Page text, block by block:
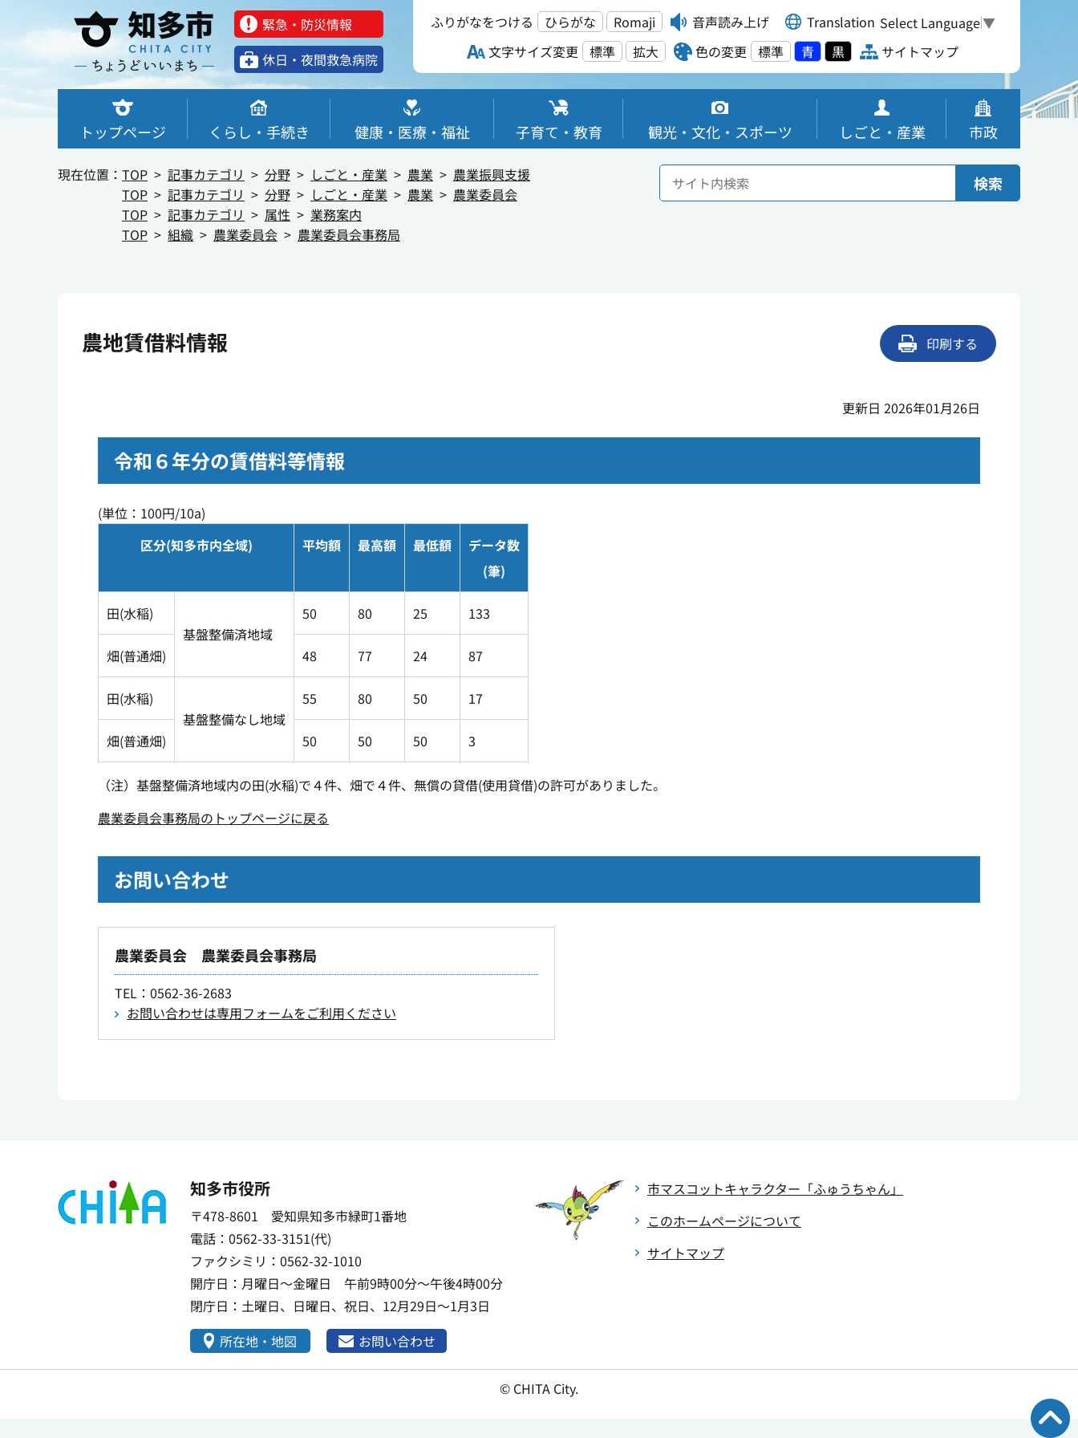
緊急・防災情報
休⽇・夜間救急病院
ふりがなをつける ひらがな Romaji 音声読み上げ Translation Select Language▼
文字サイズ変更
標準 拡大 色の変更 標準 青 黒 サイトマップ
トップページ くらし・手続き 健康・医療・福祉 子育て・教育 観光・文化・スポーツ しごと・産業 市政
現在位置： TOP 記事カテゴリ 分野 しごと・産業 農業
農業振興支援
TOP
記事カテゴリ 分野 しごと・産業 農業
農業委員会
TOP
記事カテゴリ 属性
業務案内
TOP
組織 農業委員会 農業委員会事務局
検索
農地賃借料情報 印刷する
更新日 2026年01月26日
令和６年分の賃借料等情報
(単位：100円/10a)
区分(知多市内全域)
平均額 最高額 最低額
データ数
(筆)
田(水稲)
基盤整備済地域
50 80 25 133
畑(普通畑) 48 77 24 87
田(水稲)
基盤整備なし地域
55 80 50 17
畑(普通畑) 50 50 50 3
（注）基盤整備済地域内の田(水稲)で４件、畑で４件、無償の貸借(使用貸借)の許可がありました。
農業委員会事務局のトップページに戻る
お問い合わせ
農業委員会 農業委員会事務局
TEL ：0562-36-2683
お問い合わせは専用フォームをご利用ください
知多市役所
〒478-8601 愛知県知多市緑町1番地
電話：0562-33-3151(代)
ファクシミリ：0562-32-1010
開庁日：月曜日～金曜日 午前9時00分～午後4時00分
閉庁日：土曜日、日曜日、祝日、12月29日～1月3日
所在地・地図
お問い合わせ
市マスコットキャラクター 「ふゅうちゃん」
このホームページについて
サイトマップ
© CHITA City.